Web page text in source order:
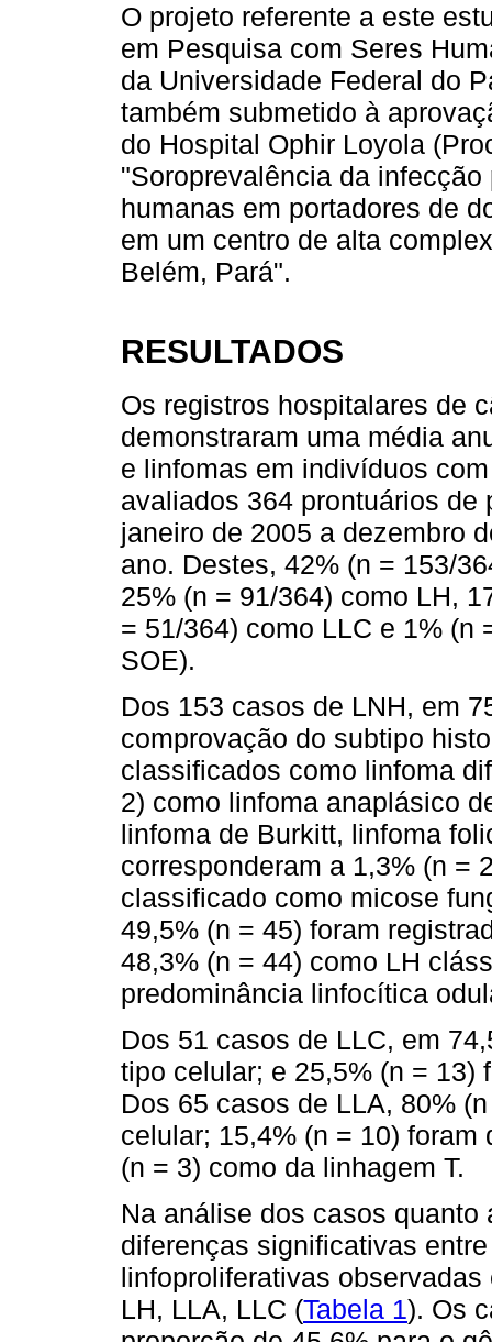
O projeto referente a este
em Pesquisa com Seres
da Universidade Federal do
também submetido à
do Hospital Ophir Loyola
"Soroprevalência da
humanas em portadores de
em um centro de alta
Belém, Pará".
RESULTADOS
Os registros hospitalares de
demonstraram uma média
e linfomas em indivíduos
avaliados 364 prontuários
janeiro de 2005 a dezembro
ano. Destes, 42% (n = 153/
25% (n = 91/364) como LH,
= 51/364) como LLC e 1% (n
SOE).
Dos 153 casos de LNH, em
comprovação do subtipo
classificados como linfoma
2) como linfoma anaplásico
linfoma de Burkitt, linfoma
corresponderam a 1,3% (n =
classificado como micose
49,5% (n = 45) foram
48,3% (n = 44) como LH
predominância linfocítica
Dos 51 casos de LLC, em
tipo celular; e 25,5% (n = 13)
Dos 65 casos de LLA, 80%
celular; 15,4% (n = 10)
(n = 3) como da linhagem T.
Na análise dos casos
diferenças significativas
linfoproliferativas
LH, LLA, LLC (Tabela 1). Os